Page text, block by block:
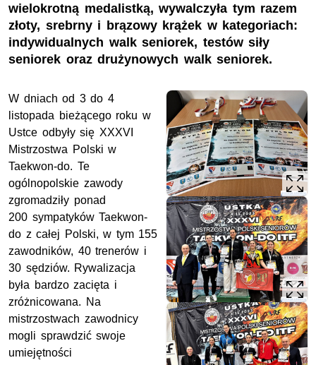
wielokrotną medalistką, wywalczyła tym razem
złoty, srebrny i brązowy krążek w kategoriach:
indywidualnych walk seniorek, testów siły
seniorek oraz drużynowych walk seniorek.
W dniach od 3 do 4
listopada bieżącego roku w
Ustce odbyły się XXXVI
Mistrzostwa Polski w
Taekwon-do. Te
ogólnopolskie zawody
zgromadziły ponad
200 sympatyków Taekwon-
do z całej Polski, w tym 155
zawodników, 40 trenerów i
30 sędziów. Rywalizacja
była bardzo zacięta i
zróżnicowana. Na
mistrzostwach zawodnicy
mogli sprawdzić swoje
umiejętności